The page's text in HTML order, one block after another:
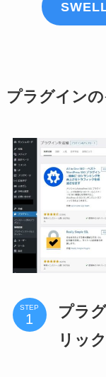
プラグイン
STEP
プラ
リック